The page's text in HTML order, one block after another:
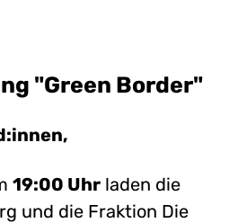
"Green Border"
19:00 Uhr laden die
und die Fraktion Die